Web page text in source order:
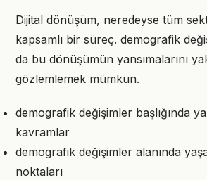
Dijital dönüşüm, neredeyse tüm
kapsamlı bir süreç. demografik
da bu dönüşümün yansımalarını
gözlemlemek mümkün.
demografik değişimler başlığında
kavramlar
demografik değişimler alanında
noktaları